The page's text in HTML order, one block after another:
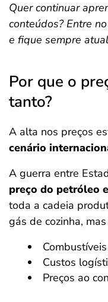
Quer continuar
conteúdos? Entre no
e fique sempre
Por que o
tanto?
A alta nos preços
cenário
A guerra entre
preço do petróleo
toda a cadeia
gás de cozinha,
Custos
Preços ao